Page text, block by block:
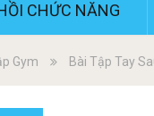
CHỨC NĂNG
Gym Bài Tập Tay